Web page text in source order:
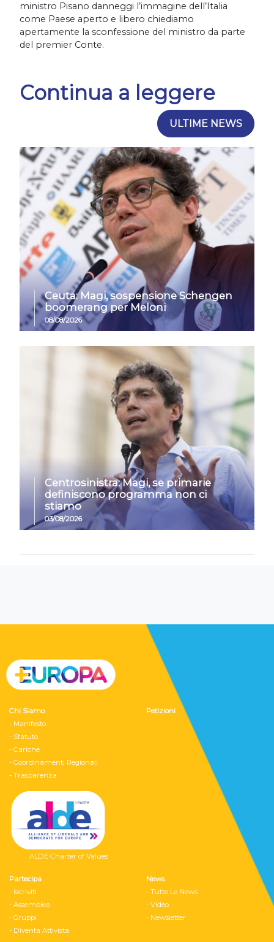
ministro Pisano danneggi l’immagine dell’Italia
come Paese aperto e libero chiediamo
apertamente la sconfessione del ministro da parte
del premier Conte.
Continua a leggere
ULTIME NEWS
Ceuta: Magi, sospensione Schengen
boomerang per Meloni
08/08/2026
Centrosinistra: Magi, se primarie
definiscono programma non ci
stiamo
03/08/2026
Chi Siamo
- Manifesto
- Statuto
- Cariche
- Coordinamenti Regionali
- Trasparenza
ALDE Charter of Values
Petizioni
Partecipa
- Iscriviti
- Assemblea
- Gruppi
- Diventa Attivista
News
- Tutte Le News
- Video
- Newsletter